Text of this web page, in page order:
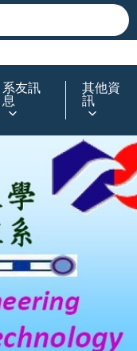
系友訊
息
其他資
訊